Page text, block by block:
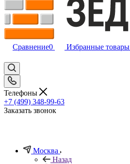
Сравнение0 Избранные товары
Телефоны
+7 (499) 348-99-63
Заказать звонок
Москва
Назад